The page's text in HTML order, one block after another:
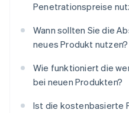
Penetrationspreise
Wann sollten Sie die
neues Produkt nutzen?
Wie funktioniert die
bei neuen Produkten?
Ist die kostenbasierte